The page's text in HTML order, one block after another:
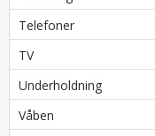
Telefoner
TV
Underholdning
Våben